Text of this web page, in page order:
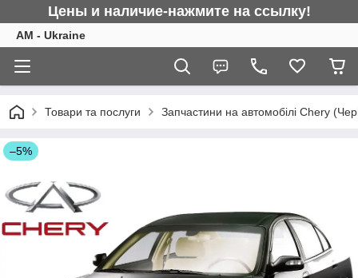
Цены и наличие-нажмите на ссылку!
AM - Ukraine
Товари та послуги Запчастини на автомобілі Chery
–5%